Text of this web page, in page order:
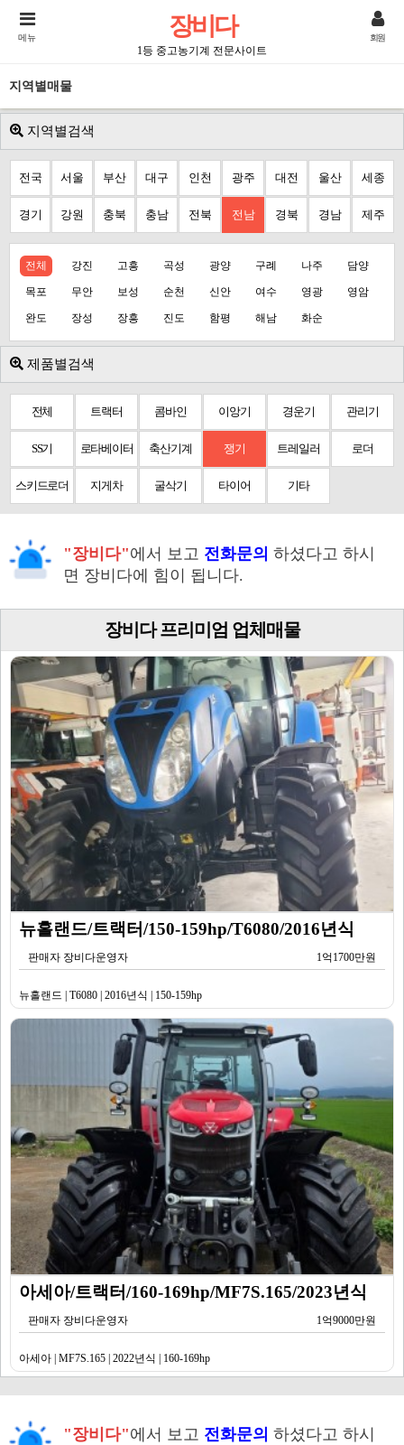
장비다
1등 중고농기계 전문사이트
메뉴 회원
지역별매물
지역별검색
전국 서울 부산 대구 인천 광주 대전 울산 세종
경기 강원 충북 충남 전북 전남 경북 경남 제주
전체 강진 고흥 곡성 광양 구례 나주 담양
목포 무안 보성 순천 신안 여수 영광 영암
완도 장성 장흥 진도 함평 해남 화순
제품별검색
전체 트랙터 콤바인 이앙기 경운기 관리기
SS기 로타베이터 축산기계 쟁기 트레일러 로더
스키드로더 지게차 굴삭기 타이어 기타
"장비다"에서 보고 전화문의 하셨다고 하시
면 장비다에 힘이 됩니다.
장비다 프리미엄 업체매물
뉴홀랜드/트랙터/150-159hp/T6080/2016년식
판매자 장비다운영자 1억1700만원
뉴홀랜드 | T6080 | 2016년식 | 150-159hp
아세아/트랙터/160-169hp/MF7S.165/2023년식
판매자 장비다운영자 1억9000만원
아세아 | MF7S.165 | 2022년식 | 160-169hp
"장비다"에서 보고 전화문의 하셨다고 하시